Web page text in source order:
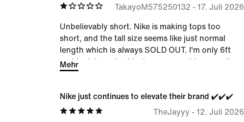
TakayoM575250132 - 17. Juli 2026
Unbelievably short. Nike is making tops too
short, and the tall size seems like just normal
length which is always SOLD OUT. I'm only 6ft
and tank I received isnt even wearable or worth
trying on. NIKE SHOULD GET THE MESSAGE...
MAKE MORE TALL SIZE BATCHES OR JUST
MAKE YOUR TOPS LONGER......??????????
Mehr
Nike just continues to elevate their brand ✔️✔️✔️
TheJayyy - 12. Juli 2026